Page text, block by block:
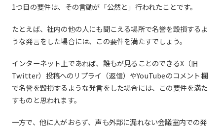
1つ目の要件は、その言動が「公然と」行われたことです。
たとえば、社内の他の人にも聞こえる場所で名誉を毀損するよ
うな発言をした場合には、この要件を満たすでしょう。
インターネット上であれば、誰もが見ることのできるX（旧
Twitter）投稿へのリプライ（返信）やYouTubeのコメント欄
で名誉を毀損するような発言をした場合には、この要件を満た
すものと思われます。
一方で、他に人がおらず、声も外部に漏れない会議室内での発